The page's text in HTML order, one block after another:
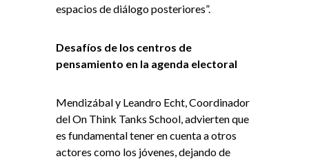
espacios de diálogo posteriores”.
Desafíos de los centros de
pensamiento en la agenda electoral
Mendizábal y Leandro Echt, Coordinador
del On Think Tanks School, advierten que
es fundamental tener en cuenta a otros
actores como los jóvenes, dejando de